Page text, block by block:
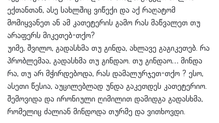
ექთანთან, ასე სახლშიც ვიწექი და აქ რაღატომ
მომიყვანეთ ან ამ კათეტერის გამო რას მაწვალეთ თუ
არაფერს მიკეთებ-თქო?
უიმე, შვილო, გადასხმა თუ გინდა, ახლავე გაგიკეთებ. რა
პრობლემაა, გადასხმა თუ გინდაო. თუ გინდაო… მინდა
რა, თუ არ მჭირდებოდა, რას დამალურჯეთ-თქო ? ესო,
ასეთი წესია, აუცილებლად უნდა გაკეთდეს კათეტერიო.
შემოვიდა და ირონიული ღიმილით დამიდგა გადასხმა,
რომელიც ძალიან მინდოდა თურმე და ვითხოვდი.